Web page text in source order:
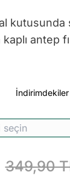
kutusunda
antep
İndirimdekiler
349,90